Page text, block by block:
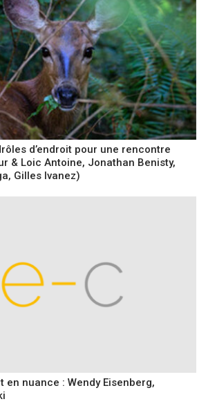
d’endroit pour une rencontre
& Loic Antoine, Jonathan Benisty,
Gilles Ivanez)
en nuance : Wendy Eisenberg,